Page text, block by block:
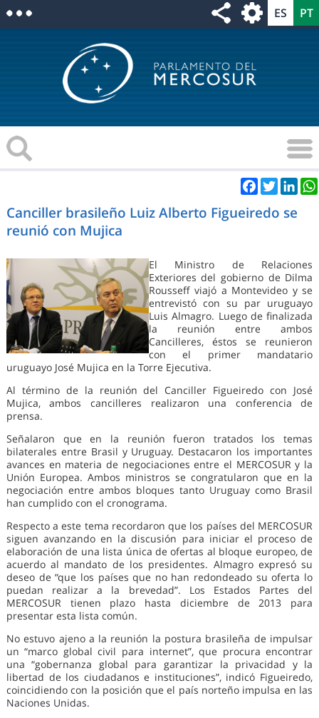
Facebook
Twitter
Canciller brasileño Luiz Alberto Figueiredo se
reunió con Mujica
El Ministro de Relaciones
Exteriores del gobierno de Dilma
Rousseff viajó a Montevideo y se
entrevistó con su par uruguayo
Luis Almagro. Luego de finalizada
la reunión entre ambos
Cancilleres, éstos se reunieron
con el primer mandatario
uruguayo José Mujica en la Torre Ejecutiva.
Al término de la reunión del Canciller Figueiredo con José
Mujica, ambos cancilleres realizaron una conferencia de
prensa.
Señalaron que en la reunión fueron tratados los temas
bilaterales entre Brasil y Uruguay. Destacaron los importantes
avances en materia de negociaciones entre el MERCOSUR y la
Unión Europea. Ambos ministros se congratularon que en la
negociación entre ambos bloques tanto Uruguay como Brasil
han cumplido con el cronograma.
Respecto a este tema recordaron que los países del MERCOSUR
siguen avanzando en la discusión para iniciar el proceso de
elaboración de una lista única de ofertas al bloque europeo, de
acuerdo al mandato de los presidentes. Almagro expresó su
deseo de “que los países que no han redondeado su oferta lo
puedan realizar a la brevedad”. Los Estados Partes del
MERCOSUR tienen plazo hasta diciembre de 2013 para
presentar esta lista común.
No estuvo ajeno a la reunión la postura brasileña de impulsar
un “marco global civil para internet”, que procura encontrar
una “gobernanza global para garantizar la privacidad y la
libertad de los ciudadanos e instituciones”, indicó Figueiredo,
coincidiendo con la posición que el país norteño impulsa en las
Naciones Unidas.